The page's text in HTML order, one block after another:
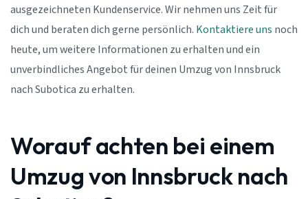
ausgezeichneten Kundenservice. Wir nehmen uns Zeit für
dich und beraten dich gerne persönlich. Kontaktiere uns noch
heute, um weitere Informationen zu erhalten und ein
unverbindliches Angebot für deinen Umzug von Innsbruck
nach Subotica zu erhalten.
Worauf achten bei einem
Umzug von Innsbruck nach